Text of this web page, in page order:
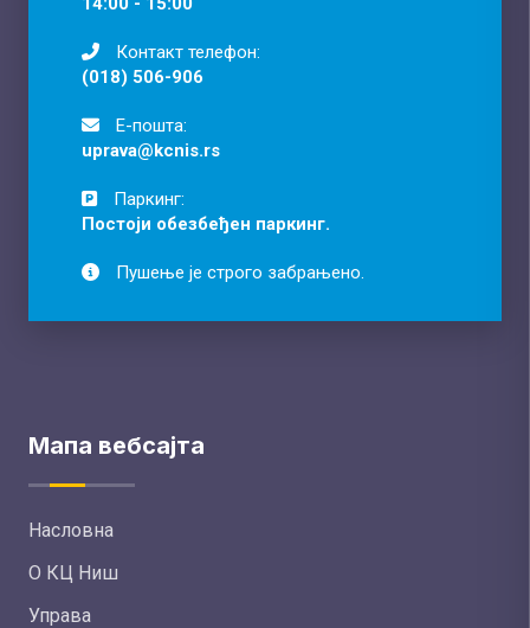
Контакт телефон:
(018) 506-906
Е-пошта:
uprava@kcnis.rs
Паркинг:
Постоји обезбеђен паркинг.
Пушење је строго забрањено.
Мапа вебсајта
Насловна
О КЦ Ниш
Управа